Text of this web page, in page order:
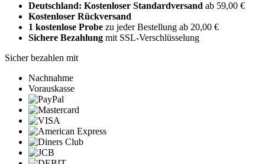
Deutschland: Kostenloser Standardversand ab 59,00 €
Kostenloser Rückversand
1 kostenlose Probe zu jeder Bestellung ab 20,00 €
Sichere Bezahlung mit SSL-Verschlüsselung
Sicher bezahlen mit
Nachnahme
Vorauskasse